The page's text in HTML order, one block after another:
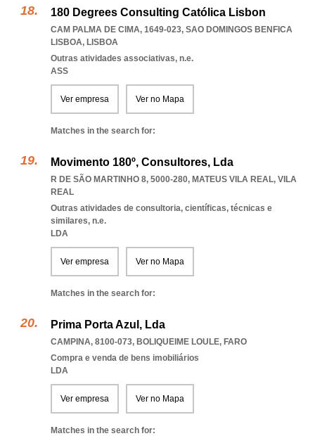
180 Degrees Consulting Católica Lisbon
CAM PALMA DE CIMA, 1649-023, SAO DOMINGOS BENFICA
LISBOA, LISBOA
Outras atividades associativas, n.e.
ASS
Ver empresa Ver no Mapa
Matches in the search for:
Movimento 180º, Consultores, Lda
R DE SÃO MARTINHO 8, 5000-280, MATEUS VILA REAL, VILA
REAL
Outras atividades de consultoria, científicas, técnicas e
similares, n.e.
LDA
Ver empresa Ver no Mapa
Matches in the search for:
Prima Porta Azul, Lda
CAMPINA, 8100-073, BOLIQUEIME LOULE, FARO
Compra e venda de bens imobiliários
LDA
Ver empresa Ver no Mapa
Matches in the search for: